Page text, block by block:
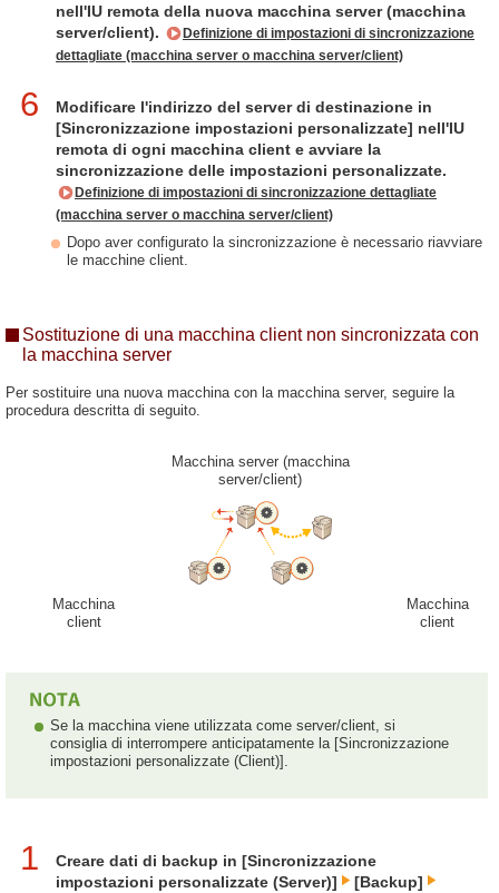
nell'IU remota della nuova macchina server (macchina
server/client).
Definizione di impostazioni di sincronizzazione
dettagliate (macchina server o macchina server/client)
6
Modificare l'indirizzo del server di destinazione in
[Sincronizzazione impostazioni personalizzate] nell'IU
remota di ogni macchina client e avviare la
sincronizzazione delle impostazioni personalizzate.
Definizione di impostazioni di sincronizzazione dettagliate
(macchina server o macchina server/client)
Dopo aver configurato la sincronizzazione è necessario riavviare
le macchine client.
Sostituzione di una macchina client non sincronizzata con
la macchina server
Per sostituire una nuova macchina con la macchina server, seguire la
procedura descritta di seguito.
Macchina server (macchina
server/client)
Macchina
client
Macchina
client
Se la macchina viene utilizzata come server/client, si
consiglia di interrompere anticipatamente la [Sincronizzazione
impostazioni personalizzate (Client)].
1
Creare dati di backup in [Sincronizzazione
impostazioni personalizzate (Server)]
[Backup]